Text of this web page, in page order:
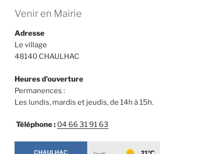
b
o
k
d
Venir en Mairie
Adresse
Le village
48140 CHAULHAC
Heures d’ouverture
Permanences :
Les lundis, mardis et jeudis, de 14h à 15h.
Téléphone : 04 66 31 91 63